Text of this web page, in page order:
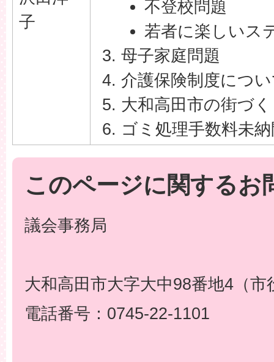
子
不登校問題
若者に楽しいス
母子家庭問題
介護保険制度につ
大和高田市の街づ
ゴミ処理手数料未
このページに関するお
議会事務局
大和高田市大字大中98番地4（市
電話番号：0745-22-1101